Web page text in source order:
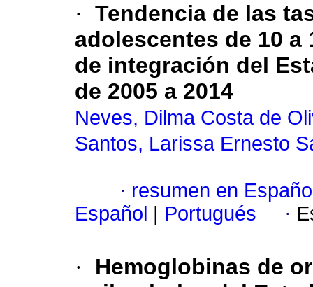
· Tendencia de las
adolescentes de 10 a
de integración del
de 2005 a 2014
Neves, Dilma Costa de
Santos, Larissa Ernesto
· resumen en
Español
Portugués ·
·
Hemoglobinas de